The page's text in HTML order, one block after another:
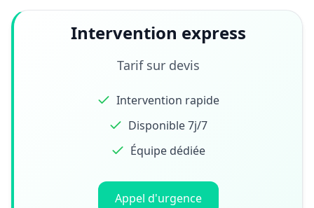
Intervention express
Tarif sur devis
Intervention rapide
Disponible 7j/7
Équipe dédiée
Appel d'urgence